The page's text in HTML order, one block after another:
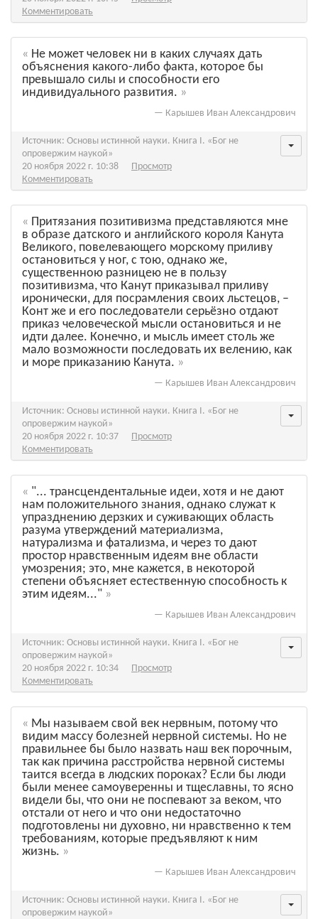
Комментировать
Не может человек ни в каких случаях дать
объяснения какого-либо факта, которое бы
превышало силы и способности его
индивидуального развития.
— Карышев Иван Александрович
Источник: Основы истинной науки. Книга I. «Бог не
опровержим наукой»
20 ноября 2022 г. 10:38
Просмотр
Комментировать
Притязания позитивизма представляются мне
в образе датского и английского короля Канута
Великого, повелевающего морскому приливу
остановиться у ног, с тою, однако же,
существенною разницею не в пользу
позитивизма, что Канут приказывал приливу
иронически, для посрамления своих льстецов, –
Конт же и его последователи серьёзно отдают
приказ человеческой мысли остановиться и не
идти далее. Конечно, и мысль имеет столь же
мало возможности последовать их велению, как
и море приказанию Канута.
— Карышев Иван Александрович
Источник: Основы истинной науки. Книга I. «Бог не
опровержим наукой»
20 ноября 2022 г. 10:37
Просмотр
Комментировать
"... трансцендентальные идеи, хотя и не дают
нам положительного знания, однако служат к
упразднению дерзких и суживающих область
разума утверждений материализма,
натурализма и фатализма, и через то дают
простор нравственным идеям вне области
умозрения; это, мне кажется, в некоторой
степени объясняет естественную способность к
этим идеям..."
— Карышев Иван Александрович
Источник: Основы истинной науки. Книга I. «Бог не
опровержим наукой»
20 ноября 2022 г. 10:34
Просмотр
Комментировать
Мы называем свой век нервным, потому что
видим массу болезней нервной системы. Но не
правильнее бы было назвать наш век порочным,
так как причина расстройства нервной системы
таится всегда в людских пороках? Если бы люди
были менее самоуверенны и тщеславны, то ясно
видели бы, что они не поспевают за веком, что
отстали от него и что они недостаточно
подготовлены ни духовно, ни нравственно к тем
требованиям, которые предъявляют к ним
жизнь.
— Карышев Иван Александрович
Источник: Основы истинной науки. Книга I. «Бог не
опровержим наукой»